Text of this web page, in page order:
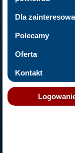
Dla
Polecamy
Oferta
Kontakt